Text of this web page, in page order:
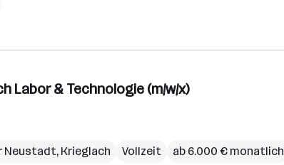
& Technologie (m/w/x)
Neustadt, Krieglach Vollzeit ab 6.000 € monatlich